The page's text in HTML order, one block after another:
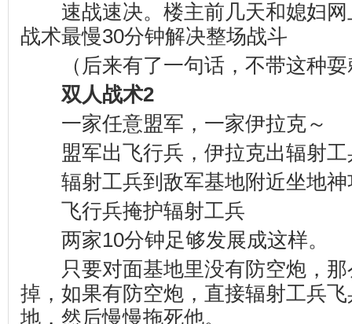
速战速决。楼主前几天和媳妇网
战术最慢30分钟解决整场战斗
（后来有了一句话，不带这种
双人战术2
一家任意盟军，一家伊拉克～
盟军出飞行兵，伊拉克出辐射工
辐射工兵到敌军基地附近坐地神
飞行兵掩护辐射工兵
两家10分钟足够发展成这样。
只要对面基地里没有防空炮，那
掉，如果有防空炮，直接辐射工兵
地，然后慢慢拖死他。